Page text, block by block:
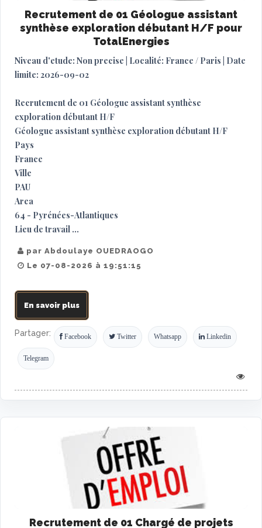
Recrutement de 01 Géologue assistant
synthèse exploration débutant H/F pour
TotalEnergies
Niveau d'etude: Non precise | Localité: France / Paris | Date
limite: 2026-09-02
Recrutement de 01 Géologue assistant synthèse
exploration débutant H/F
Géologue assistant synthèse exploration débutant H/F
Pays
France
Ville
PAU
Area
64 - Pyrénées-Atlantiques
Lieu de travail ...
par Abdoulaye OUEDRAOGO
Le 07-08-2026 à 19:51:15
En savoir plus
Partager: Facebook Twitter Whatsapp Linkedin
Telegram
Recrutement de 01 Chargé de projets